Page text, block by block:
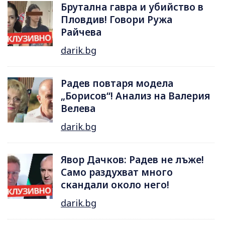
Брутална гавра и убийство в
Пловдив! Говори Ружа
Райчева
darik.bg
Радев повтаря модела
„Борисов“! Анализ на Валерия
Велева
darik.bg
Явор Дачков: Радев не лъже!
Само раздухват много
скандали около него!
darik.bg